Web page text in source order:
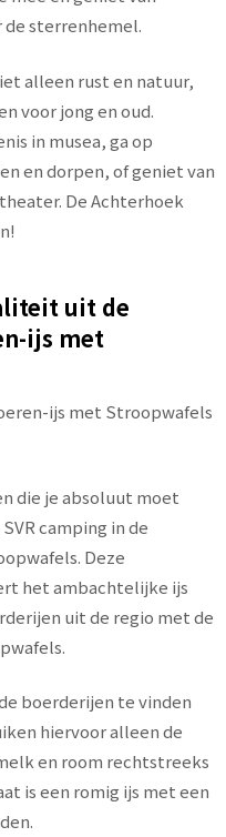
sterrenhemel.
alleen rust en natuur,
voor jong en oud.
in musea, ga op
en dorpen, of geniet van
De Achterhoek
uit de
ijs met
ijs met Stroopwafels
die je absoluut moet
camping in de
Deze
het ambachtelijke ijs
uit de regio met de
boerderijen te vinden
hiervoor alleen de
en room rechtstreeks
is een romig ijs met een